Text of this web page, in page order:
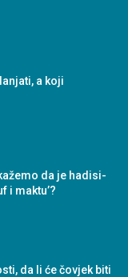
a koji
da je hadisi-
i maktu’?
da li će čovjek biti